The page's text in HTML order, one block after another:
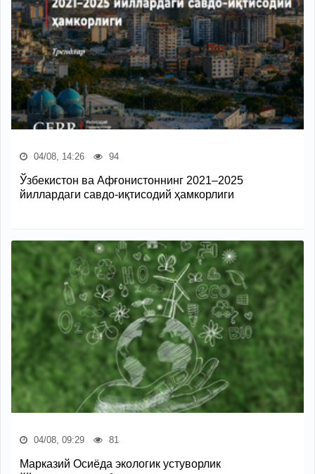
04/08, 14:26 94
Ўзбекистон ва Афғонистоннинг 2021–2025
йиллардаги савдо-иқтисодий ҳамкорлиги
04/08, 09:29 81
Марказий Осиёда экологик устуворлик